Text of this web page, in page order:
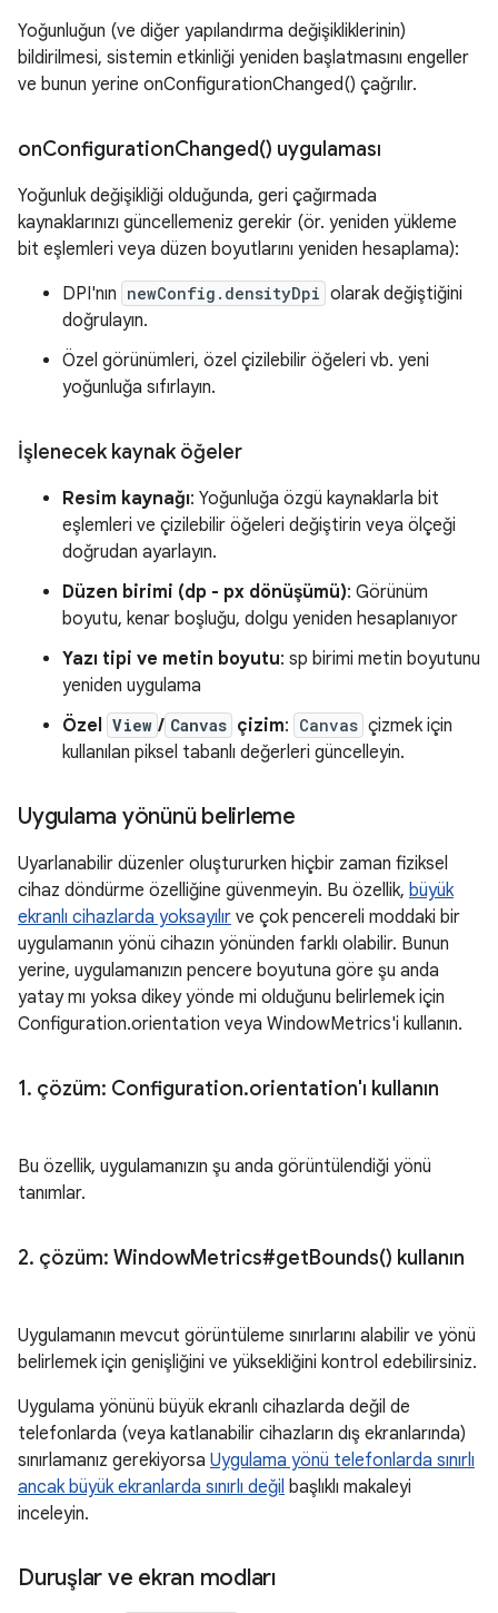
Yoğunluğun (ve diğer yapılandırma değişikliklerinin)
bildirilmesi, sistemin etkinliği yeniden başlatmasını engeller
ve bunun yerine onConfigurationChanged() çağrılır.
onConfigurationChanged() uygulaması
Yoğunluk değişikliği olduğunda, geri çağırmada
kaynaklarınızı güncellemeniz gerekir (ör. yeniden yükleme
bit eşlemleri veya düzen boyutlarını yeniden hesaplama):
DPI'nın newConfig.densityDpi olarak değiştiğini
doğrulayın.
Özel görünümleri, özel çizilebilir öğeleri vb. yeni
yoğunluğa sıfırlayın.
İşlenecek kaynak öğeler
Resim kaynağı: Yoğunluğa özgü kaynaklarla bit
eşlemleri ve çizilebilir öğeleri değiştirin veya ölçeği
doğrudan ayarlayın.
Düzen birimi (dp - px dönüşümü): Görünüm
boyutu, kenar boşluğu, dolgu yeniden hesaplanıyor
Yazı tipi ve metin boyutu: sp birimi metin boyutunu
yeniden uygulama
Özel View / Canvas çizim: Canvas çizmek için
kullanılan piksel tabanlı değerleri güncelleyin.
Uygulama yönünü belirleme
Uyarlanabilir düzenler oluştururken hiçbir zaman fiziksel
cihaz döndürme özelliğine güvenmeyin. Bu özellik, büyük
ekranlı cihazlarda yoksayılır ve çok pencereli moddaki bir
uygulamanın yönü cihazın yönünden farklı olabilir. Bunun
yerine, uygulamanızın pencere boyutuna göre şu anda
yatay mı yoksa dikey yönde mi olduğunu belirlemek için
Configuration.orientation veya WindowMetrics'i kullanın.
1. çözüm: Configuration.orientation'ı kullanın
Bu özellik, uygulamanızın şu anda görüntülendiği yönü
tanımlar.
2. çözüm: WindowMetrics#getBounds() kullanın
Uygulamanın mevcut görüntüleme sınırlarını alabilir ve yönü
belirlemek için genişliğini ve yüksekliğini kontrol edebilirsiniz.
Uygulama yönünü büyük ekranlı cihazlarda değil de
telefonlarda (veya katlanabilir cihazların dış ekranlarında)
sınırlamanız gerekiyorsa Uygulama yönü telefonlarda sınırlı
ancak büyük ekranlarda sınırlı değil başlıklı makaleyi
inceleyin.
Duruşlar ve ekran modları